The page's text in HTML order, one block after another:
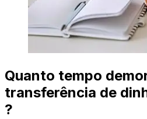
Quanto tempo
transferência de
?